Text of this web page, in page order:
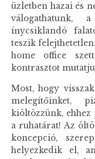
üzletben hazai és
válogathatunk,
ínycsiklandó
teszik
home office
kontrasztot
Most, hogy
melegítőinket,
kiöltözzünk,
a ruhatárat! Az
koncepció,
helyezkedik el,